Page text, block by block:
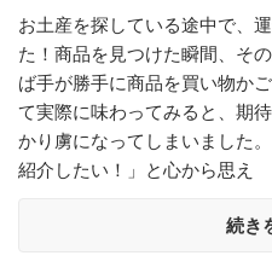
お土産を探している途中で、
た！商品を見つけた瞬間、そ
ば手が勝手に商品を買い物か
て実際に味わってみると、期
かり虜になってしまいました
紹介したい！」と心から思え
続き